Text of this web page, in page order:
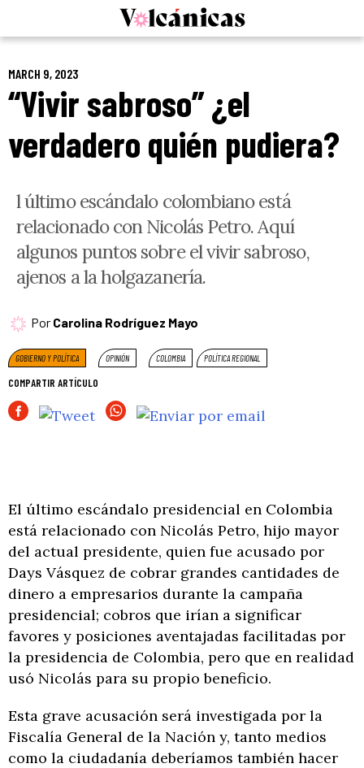
MARCH 9, 2023
“Vivir sabroso” ¿el
verdadero quién pudiera?
l último escándalo colombiano está
relacionado con Nicolás Petro. Aquí
algunos puntos sobre el vivir sabroso,
ajenos a la holgazanería.
Por Carolina Rodríguez Mayo
GOBIERNO Y POLÍTICA OPINIÓN COLOMBIA POLÍTICA REGIONAL
COMPARTIR ARTÍCULO
El último escándalo presidencial en Colombia
está relacionado con Nicolás Petro, hijo mayor
del actual presidente, quien fue acusado por
Days Vásquez de cobrar grandes cantidades de
dinero a empresarios durante la campaña
presidencial; cobros que irían a significar
favores y posiciones aventajadas facilitadas por
la presidencia de Colombia, pero que en realidad
usó Nicolás para su propio beneficio.
Esta grave acusación será investigada por la
Fiscalía General de la Nación y, tanto medios
como la ciudadanía deberíamos también hacer